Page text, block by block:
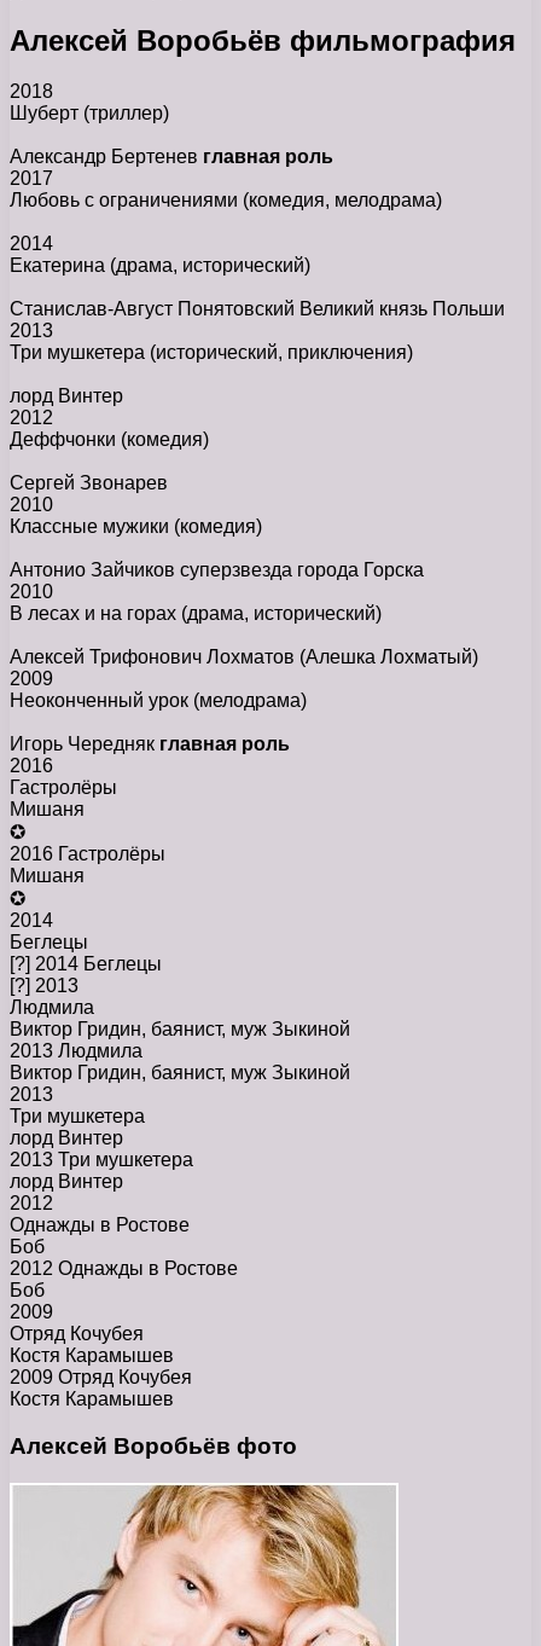
Алексей Воробьёв фильмография
2018
Шуберт (триллер)
Александр Бертенев главная роль
2017
Любовь с ограничениями (комедия, мелодрама)
2014
Екатерина (драма, исторический)
Станислав-Август Понятовский Великий князь Польши
2013
Три мушкетера (исторический, приключения)
лорд Винтер
2012
Деффчонки (комедия)
Сергей Звонарев
2010
Классные мужики (комедия)
Антонио Зайчиков суперзвезда города Горска
2010
В лесах и на горах (драма, исторический)
Алексей Трифонович Лохматов (Алешка Лохматый)
2009
Неоконченный урок (мелодрама)
Игорь Чередняк главная роль
2016
Гастролёры
Мишаня
✪
2016 Гастролёры
Мишаня
✪
2014
Беглецы
[?] 2014 Беглецы
[?] 2013
Людмила
Виктор Гридин, баянист, муж Зыкиной
2013 Людмила
Виктор Гридин, баянист, муж Зыкиной
2013
Три мушкетера
лорд Винтер
2013 Три мушкетера
лорд Винтер
2012
Однажды в Ростове
Боб
2012 Однажды в Ростове
Боб
2009
Отряд Кочубея
Костя Карамышев
2009 Отряд Кочубея
Костя Карамышев
Алексей Воробьёв фото